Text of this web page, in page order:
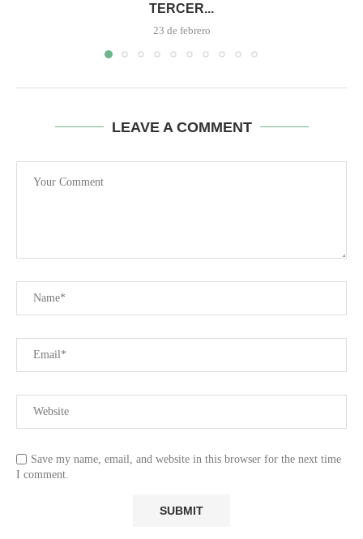
TERCER...
23 de febrero
LEAVE A COMMENT
Save my name, email, and website in this browser for the next time
I comment.